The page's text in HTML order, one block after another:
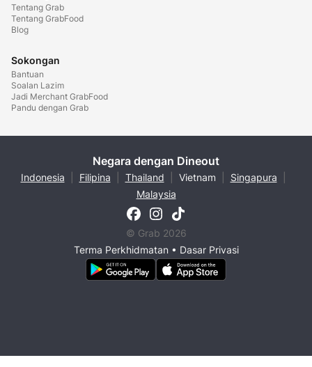
Tentang Grab
Tentang GrabFood
Blog
Sokongan
Bantuan
Soalan Lazim
Jadi Merchant GrabFood
Pandu dengan Grab
Negara dengan Dineout
Indonesia Filipina Thailand Vietnam Singapura
Malaysia
© Grab 2026
Terma Perkhidmatan• Dasar Privasi